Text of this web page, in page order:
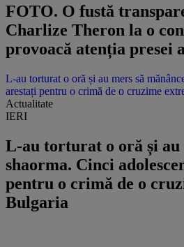
FOTO. O fustă
Charlize Theron la o
provoacă atenția presei
L-au torturat o oră și au mers să
arestați pentru o crimă de o cruzime
Actualitate
IERI
L-au torturat o oră și au
shaorma. Cinci
pentru o crimă de o
Bulgaria